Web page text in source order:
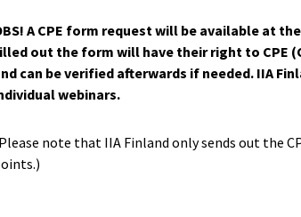
A CPE form request will be available at
out the form will have their right to CPE
can be verified afterwards if needed. IIA
webinars.
note that IIA Finland only sends out the